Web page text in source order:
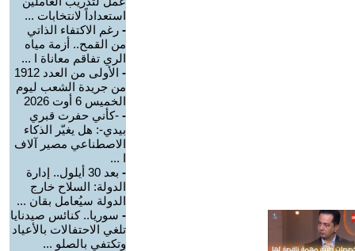
استعداداً لانتخابات ...
- رغم الاكتفاء الذاتي
من القمح.. أزمة مياه
الري تفاقم معاناة ا ...
-
الأولى من العدد 1912
من جريدة الشعب ليوم
الخميس 6 أوت 2026
- -كأني حفرت قبري
بيدي-: هل يغيّر الذكاء
الاصطناعي مصير آلاف
ا ...
-
بعد 30 أيلول.. إدارة
الدولة: السلاح خارج
الدولة سيُعامل بقان ...
- سوريا.. كنائس صيدنايا
تلغي الاحتفالات بالأعياد
وتكتفي بالصلو ...